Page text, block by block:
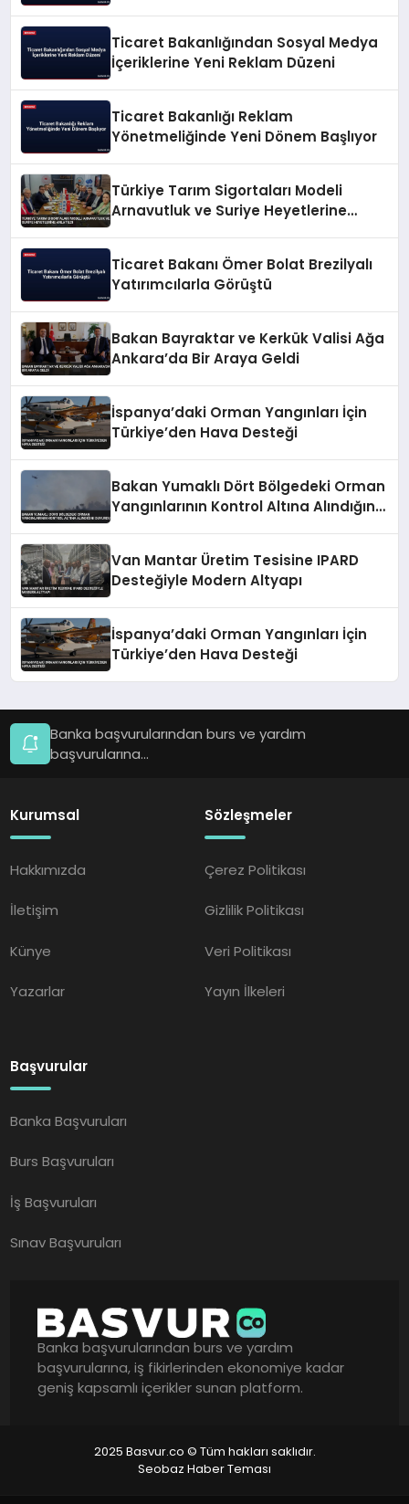
Ticaret Bakanlığından Sosyal Medya
İçeriklerine Yeni Reklam Düzeni
Ticaret Bakanlığı Reklam
Yönetmeliğinde Yeni Dönem Başlıyor
Türkiye Tarım Sigortaları Modeli
Arnavutluk ve Suriye Heyetlerine
Ticaret Bakanı Ömer Bolat Brezilyalı
Yatırımcılarla Görüştü
Bakan Bayraktar ve Kerkük Valisi Ağa
Ankara’da Bir Araya Geldi
İspanya’daki Orman Yangınları İçin
Türkiye’den Hava Desteği
Bakan Yumaklı Dört Bölgedeki Orman
Yangınlarının Kontrol Altına Alındığını
Van Mantar Üretim Tesisine IPARD
Desteğiyle Modern Altyapı
İspanya’daki Orman Yangınları İçin
Türkiye’den Hava Desteği
Banka başvurularından burs ve yardım
başvurularına...
Kurumsal
Hakkımızda
İletişim
Künye
Yazarlar
Sözleşmeler
Çerez Politikası
Gizlilik Politikası
Veri Politikası
Yayın İlkeleri
Başvurular
Banka Başvuruları
Burs Başvuruları
İş Başvuruları
Sınav Başvuruları
Banka başvurularından burs ve yardım
başvurularına, iş fikirlerinden ekonomiye kadar
geniş kapsamlı içerikler sunan platform.
2025 Basvur.co © Tüm hakları saklıdır.
Seobaz Haber Teması